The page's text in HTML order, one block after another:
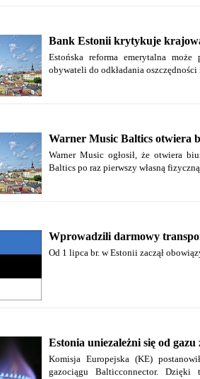
Bank Estonii krytykuje
Estońska reforma emerytalna może
obywateli do odkładania
Warner Music Baltics otwiera
Warner Music ogłosił, że otwiera
Baltics po raz pierwszy własną
Wprowadzili darmowy
Od 1 lipca br. w Estonii zaczął
Estonia uniezależni się od gazu
Komisja Europejska (KE)
gazociągu Balticconnector.